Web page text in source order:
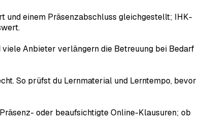
und einem Präsenzabschluss gleichgestellt; IHK-
Anbieter verlängern die Betreuung bei Bedarf
So prüfst du Lernmaterial und Lerntempo, bevor
oder beaufsichtigte Online-Klausuren; ob